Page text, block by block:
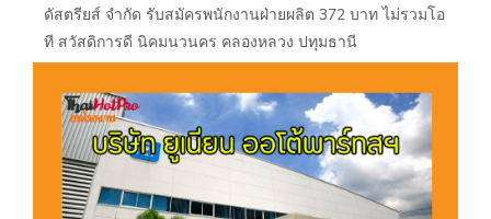
ดัสตรียส์ จำกัด รับสมัครพนักงานฝ่ายผลิต 372 บาท ไม่รวมโอ
ที สวัสดิการดี นิคมนวนคร คลองหลวง ปทุมธานี